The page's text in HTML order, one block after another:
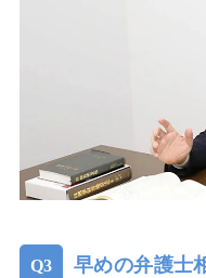
早めの弁護士